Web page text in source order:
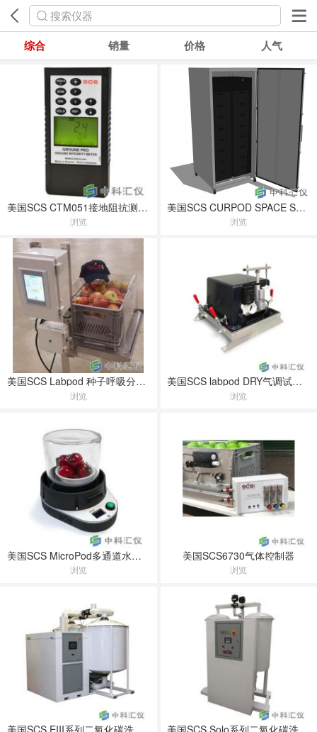
搜索仪器
综合 销量 价格 人气
美国SCS CTM051接地阻抗测试仪
浏览
美国SCS CURPOD SPACE SAVR大型超低氧气调保鲜箱
浏览
美国SCS Labpod 种子呼吸分析系统
浏览
美国SCS labpod DRY气调试验系统
浏览
美国SCS MicroPod多通道水果呼吸系统
浏览
美国SCS6730气体控制器
浏览
美国SCS EIII系列二氧化碳洗涤器 美国SCS Solo系列二氧化碳洗涤器